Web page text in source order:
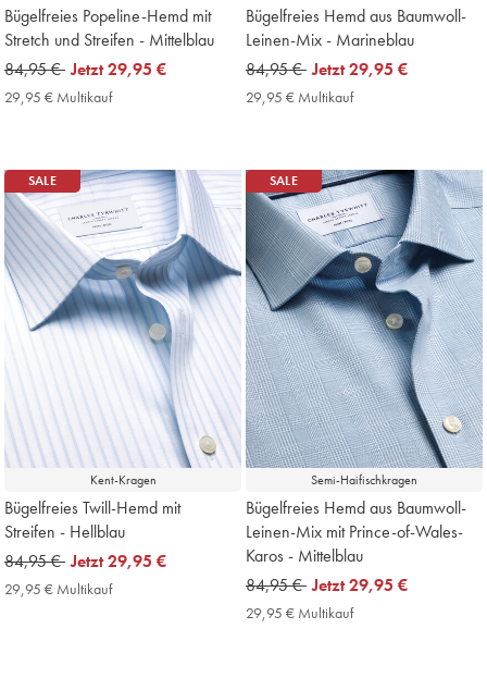
Bügelfreies Popeline-Hemd mit
Stretch und Streifen - Mittelblau
was
84,95
84,95 € now
29,95
Jetzt29,95 €
29,95 € Multikauf29,95
Bügelfreies Hemd aus Baumwoll-
Leinen-Mix - Marineblau
was
84,95
84,95 € now
29,95
Jetzt29,95 €
29,95 € Multikauf29,95
Kent-Kragen
SALE
Bügelfreies Twill-Hemd mit
Streifen - Hellblau
was
84,95
84,95 € now
29,95
Jetzt29,95 €
29,95 € Multikauf29,95
Semi-Haifischkragen
SALE
Bügelfreies Hemd aus Baumwoll-
Leinen-Mix mit Prince-of-Wales-
Karos - Mittelblau
was
84,95
84,95 € now
29,95
Jetzt29,95 €
29,95 € Multikauf29,95